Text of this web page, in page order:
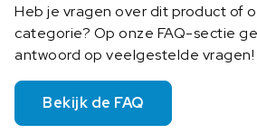
Heb je vragen over dit product of
categorie? Op onze FAQ-sectie
antwoord op veelgestelde vragen!
Bekijk de FAQ